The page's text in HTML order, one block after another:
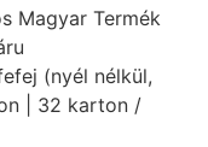
Magyar Termék
(nyél nélkül,
| 32 karton /